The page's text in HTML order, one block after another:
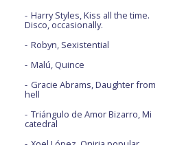
Harry Styles, Kiss all the time.
Disco, occasionally.
Robyn, Sexistential
Malú, Quince
Gracie Abrams, Daughter from
hell
Triángulo de Amor Bizarro, Mi
catedral